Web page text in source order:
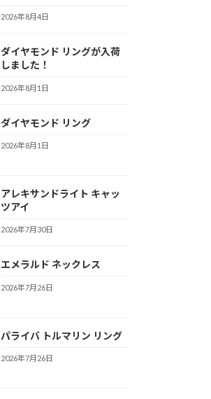
2026年8月4日
ダイヤモンド リングが入荷
しました！
2026年8月1日
ダイヤモンド リング
2026年8月1日
アレキサンドライト キャッ
ツアイ
2026年7月30日
エメラルド ネックレス
2026年7月26日
パライバ トルマリン リング
2026年7月26日